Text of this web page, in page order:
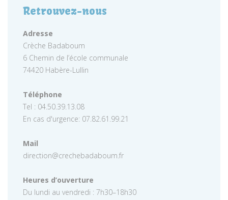
Retrouvez-nous
Adresse
Crèche Badaboum
6 Chemin de l’école communale
74420 Habère-Lullin
Téléphone
Tel : 04.50.39.13.08
En cas d'urgence: 07.82.61.99.21
Mail
direction@crechebadaboum.fr
Heures d’ouverture
Du lundi au vendredi : 7h30–18h30